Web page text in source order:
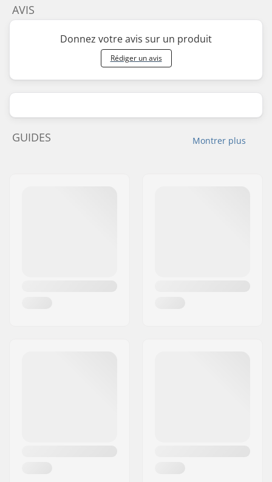
AVIS
Donnez votre avis sur un produit
Rédiger un avis
Montrer plus
GUIDES